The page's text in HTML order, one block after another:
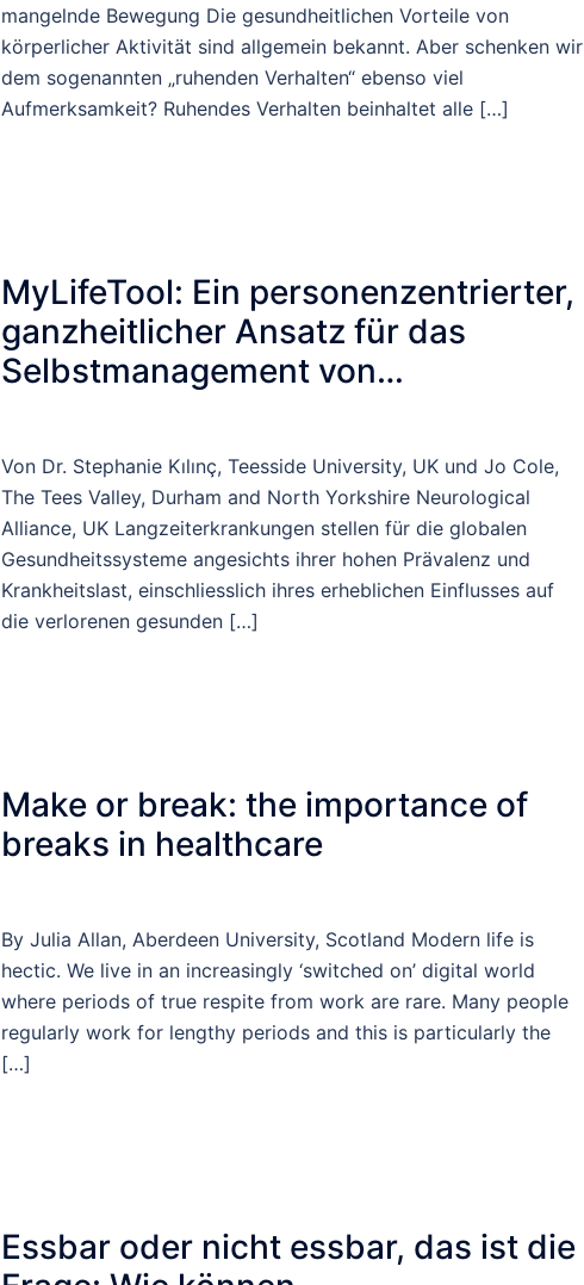
mangelnde Bewegung Die gesundheitlichen Vorteile von
körperlicher Aktivität sind allgemein bekannt. Aber schenken wir
dem sogenannten „ruhenden Verhalten“ ebenso viel
Aufmerksamkeit? Ruhendes Verhalten beinhaltet alle […]
MyLifeTool: Ein personenzentrierter,
ganzheitlicher Ansatz für das
Selbstmanagement von
Von Dr. Stephanie Kılınç, Teesside University, UK und Jo Cole,
The Tees Valley, Durham and North Yorkshire Neurological
Alliance, UK Langzeiterkrankungen stellen für die globalen
Gesundheitssysteme angesichts ihrer hohen Prävalenz und
Krankheitslast, einschliesslich ihres erheblichen Einflusses auf
die verlorenen gesunden […]
​​Make or break: the importance of
breaks in healthcare
By Julia Allan, Aberdeen University, Scotland Modern life is
hectic. We live in an increasingly ‘switched on’ digital world
where periods of true respite from work are rare. Many people
regularly work for lengthy periods and this is particularly the
[…]
Essbar oder nicht essbar, das ist die